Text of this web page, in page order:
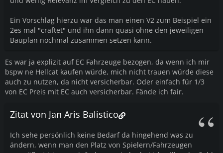
Ein Vorschlag hierzu war das man einen V2 zum Beispiel ein
2es mal "craftet" und ihn dann quasi ohne den jeweiligen
Bauplan nochmal zusammen setzen kann.
Es war ja explizit auf EC Fahrzeuge bezogen, da wenn ich mir
bspw ne Hellcat kaufen würde, mich nicht trauen würde diese
auch zu nutzen, da nicht versicherbar. Oder einfach für 1/3
von EC Preis mit EC auch versicherbar. Fände ich fair.
Zitat von Jan Aris Balistico
Ich sehe persönlich keine Bedarf da hingehend was zu
ändern, wenn man den Platz von Spielern/Fahrzeugen